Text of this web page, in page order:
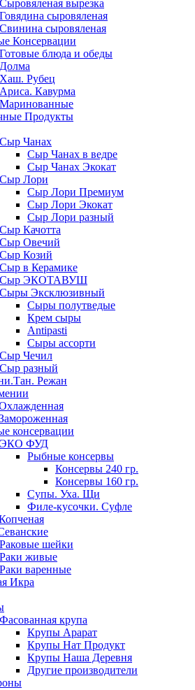
Сыровяленая вырезка
Говядина сыровяленая
Свинина сыровяленая
Консервации
Готовые блюда и обеды
Долма
Хаш. Рубец
Ариса. Кавурма
Маринованные
Продукты
Сыр Чанах
Сыр Чанах в ведре
Сыр Чанах Экокат
Сыр Лори
Сыр Лори Премиум
Сыр Лори Экокат
Сыр Лори разный
Сыр Качотта
Сыр Овечий
Сыр Козий
Сыр в Керамике
Сыр ЭКОТАВУШ
Сыры Эксклюзивный
Сыры полутведые
Крем сыры
Antipasti
Сыры ассорти
Сыр Чечил
Сыр разный
Режан
консервации
ЭКО ФУД
Рыбные консервы
Консервы 240 гр.
Консервы 160 гр.
Супы. Уха. Щи
Филе-кусочки. Суфле
Раковые шейки
Раки живые
Раки варенные
Икра
Фасованная крупа
Крупы Арарат
Крупы Нат Продукт
Крупы Наша Деревня
Другие производители